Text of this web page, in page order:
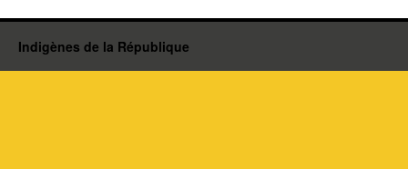
Indigènes de la République